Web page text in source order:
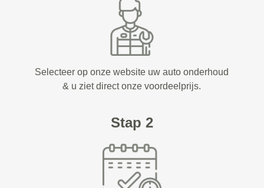
Selecteer op onze website uw auto onderhoud
& u ziet direct onze voordeelprijs.
Stap 2